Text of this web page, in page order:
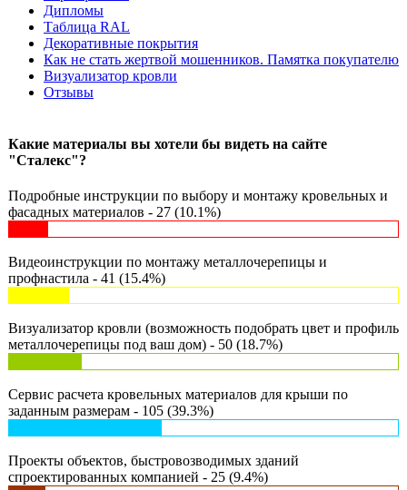
Дипломы
Таблица RAL
Декоративные покрытия
Как не стать жертвой мошенников. Памятка покупателю
Визуализатор кровли
Отзывы
Какие материалы вы хотели бы видеть на сайте
"Сталекс"?
Подробные инструкции по выбору и монтажу кровельных и
фасадных материалов - 27 (10.1%)
Видеоинструкции по монтажу металлочерепицы и
профнастила - 41 (15.4%)
Визуализатор кровли (возможность подобрать цвет и профиль
металлочерепицы под ваш дом) - 50 (18.7%)
Сервис расчета кровельных материалов для крыши по
заданным размерам - 105 (39.3%)
Проекты объектов, быстровозводимых зданий
спроектированных компанией - 25 (9.4%)